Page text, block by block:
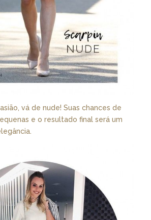
vá de nude! Suas chances de
e o resultado final será um